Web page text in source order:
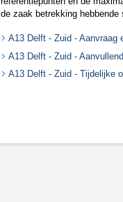
de zaak betrekking
A13 Delft - Zuid - Aanvraag
A13 Delft - Zuid -
A13 Delft - Zuid - Tijdelijke